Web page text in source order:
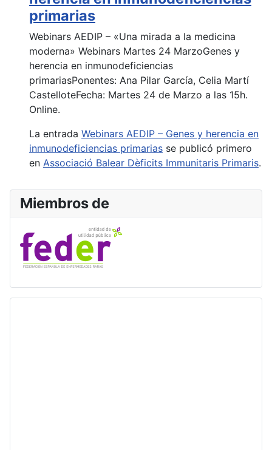
primarias
Webinars AEDIP – «Una mirada a la medicina
moderna» Webinars Martes 24 MarzoGenes y
herencia en inmunodeficiencias
primariasPonentes: Ana Pilar García, Celia Martí
CastelloteFecha: Martes 24 de Marzo a las 15h.
Online.
La entrada Webinars AEDIP – Genes y herencia en
inmunodeficiencias primarias se publicó primero
en Associació Balear Dèficits Immunitaris Primaris.
Miembros de